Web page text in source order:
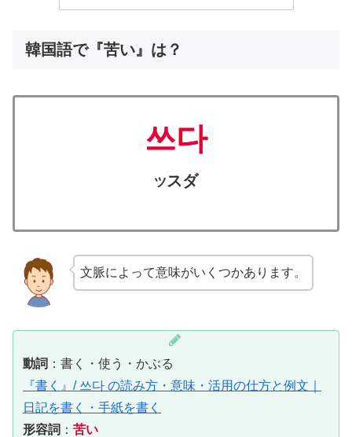
韓国語で『苦い』は？
쓰다
ツスダ
文脈によって意味がいくつかあります。
動詞 ：書く・使う・かぶる
『書く』/ 쓰다 の読み方・意味・活用の仕方と例文｜
日記を書く・手紙を書く
形容詞 ： 苦い